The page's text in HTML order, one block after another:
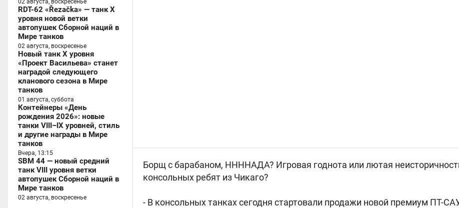
02 августа, воскресенье
RDT-62 «Řezačka» — танк X
уровня новой ветки
автопушек Сборной наций в
Мире танков
02 августа, воскресенье
Новый танк X уровня
«Проект Васильева» станет
наградой следующего
кланового сезона в Мире
танков
01 августа, суббота
Контейнеры «День
рождения 2026»: новые
танки VIII–IX уровней, стиль
и другие награды в Мире
танков
Вчера, 13:15
SBM 44 — новый средний
танк VIII уровня ветки
автопушек Сборной наций в
Мире танков
02 августа, воскресенье
Борщ с барабаном, ННННАДА? Игровая годнота или лютая
консольных ребят из Чикаго?
- В консольных танках сегодня стартовали продажи новой премиум ПТ-